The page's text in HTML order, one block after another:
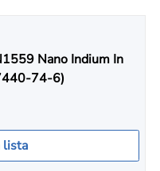
Nano Indium In
74-6)
lista